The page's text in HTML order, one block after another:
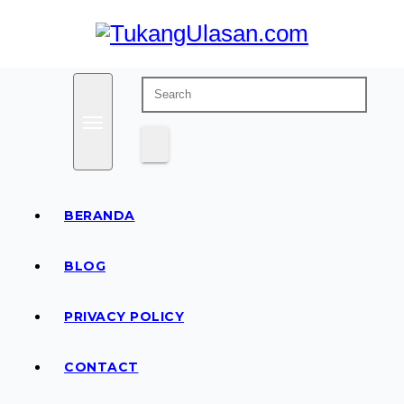
TukangUlasan.com
Baca Aja Dulu!
BERANDA
BLOG
PRIVACY POLICY
CONTACT